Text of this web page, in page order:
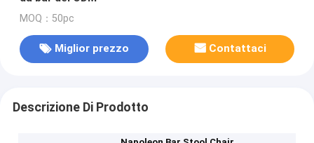
MOQ：50pc
Miglior prezzo Contattaci
Descrizione Di Prodotto